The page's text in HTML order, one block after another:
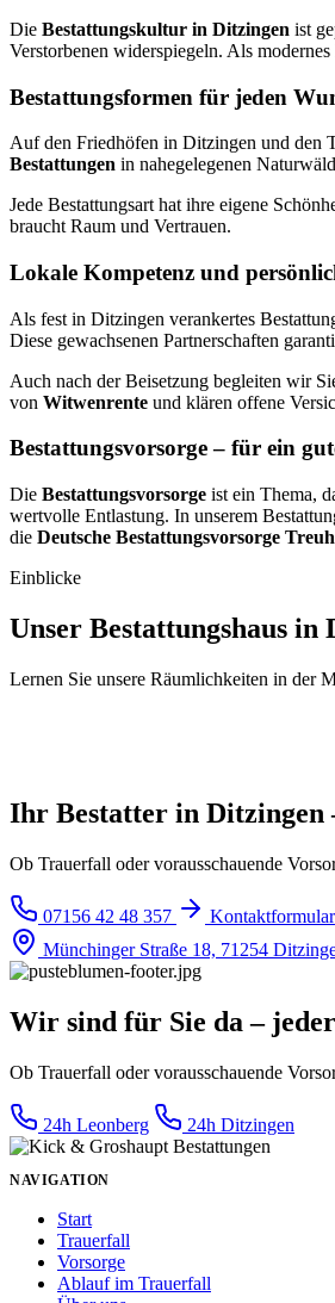
Die Bestattungskultur in Ditzingen ist
Verstorbenen widerspiegeln. Als
Bestattungsformen für jeden
Auf den Friedhöfen in Ditzingen und den
Bestattungen in nahegelegenen
Jede Bestattungsart hat ihre eigene
braucht Raum und Vertrauen.
Lokale Kompetenz und
Als fest in Ditzingen verankertes
Diese gewachsenen Partnerschaften
Auch nach der Beisetzung begleiten wir
von Witwenrente und klären offene
Bestattungsvorsorge – für ein
Die Bestattungsvorsorge ist ein Thema,
wertvolle Entlastung. In unserem
die Deutsche Bestattungsvorsorge
Einblicke
Unser Bestattungshaus in
Lernen Sie unsere Räumlichkeiten in der
Ihr Bestatter in Ditzingen
Ob Trauerfall oder vorausschauende
07156 42 48 357
Kontaktformular
Münchinger Straße 18, 71254
Wir sind für Sie da –
Ob Trauerfall oder vorausschauende
24h Leonberg 24h Ditzingen
NAVIGATION
Start
Trauerfall
Vorsorge
Ablauf im Trauerfall